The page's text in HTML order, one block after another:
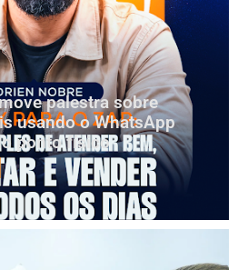
palestra sobre
usando o WhatsApp
ponto físico